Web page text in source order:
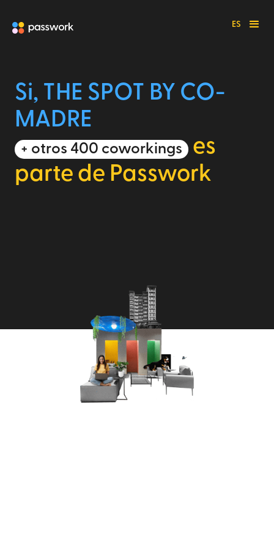
ES
Si, THE SPOT BY CO-
MADRE
+ otros 400 coworkings
es
parte de Passwork